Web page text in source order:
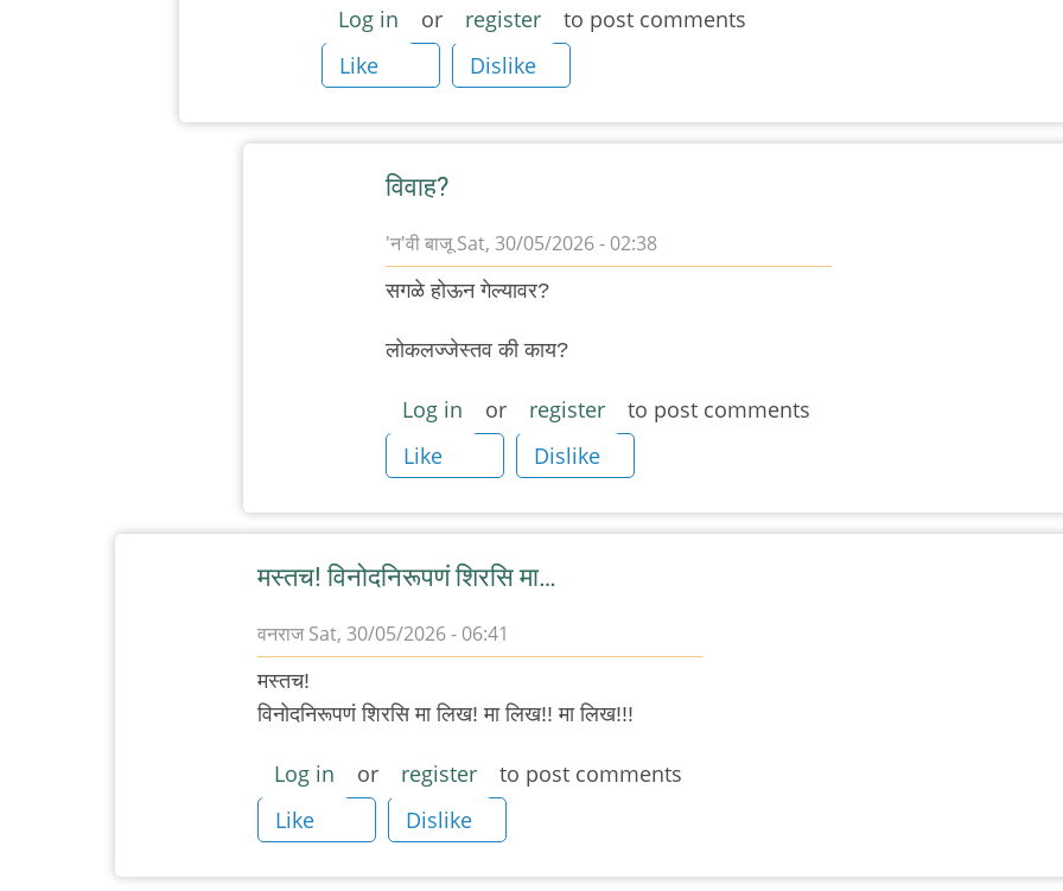
?
by
बाजू
Log in or register
to post comments
Like
Dislike
विवाह?
'न'वी बाजूSat, 30/05/2026 - 02:38
to
नाही
by
देवदत्त
सगळे होऊन गेल्यावर?
लोकलज्जेस्तव की काय?
Log in or register
to post comments
Like
Dislike
मस्तच! विनोदनिरूपणं शिरसि मा…
वनराजSat, 30/05/2026 - 06:41
मस्तच!
विनोदनिरूपणं शिरसि मा लिख! मा लिख!! मा लिख!!!
Log in or register
to post comments
Like
Dislike